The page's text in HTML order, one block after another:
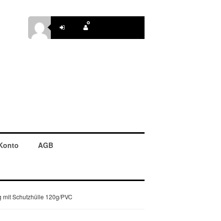
AGB
Schutzhülle 120g/PVC